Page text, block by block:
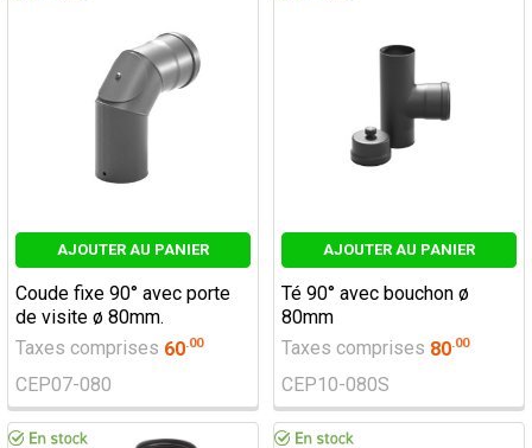
AJOUTER AU PANIER
Coude fixe 90° avec porte
de visite ø 80mm.
Taxes comprises 60.00
CEP07-080
AJOUTER AU PANIER
Té 90° avec bouchon ø
80mm
Taxes comprises 80.00
CEP10-080S